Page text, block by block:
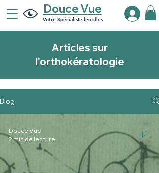
Douce Vue
Votre Spécialiste lentilles
Articles sur
l'orthokératologie
Blog
Douce Vue
2 min de lecture